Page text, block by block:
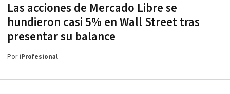
Las acciones de Mercado Libre se
hundieron casi 5% en Wall Street tras
presentar su balance
PoriProfesional